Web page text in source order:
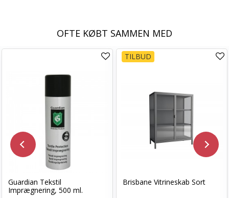
OFTE KØBT SAMMEN MED
Guardian Tekstil
Imprægnering, 500 ml.
TILBUD
Brisbane Vitrineskab Sort